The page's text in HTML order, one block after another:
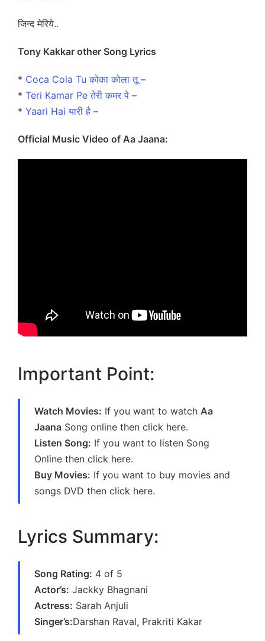
जिन्द मेरिये..
Tony Kakkar other Song Lyrics
* Coca Cola Tu कोका कोला तू –
* Teri Kamar Pe तेरी कमर पे –
* Yaari Hai यारी है –
Official Music Video of Aa Jaana:
Important Point:
Watch Movies: If you want to watch Aa
Jaana Song online then click here.
Listen Song: If you want to listen Song
Online then click here.
Buy Movies: If you want to buy movies and
songs DVD then click here.
Lyrics Summary:
Song Rating: 4 of 5
Actor’s: Jackky Bhagnani
Actress: Sarah Anjuli
Singer’s:Darshan Raval, Prakriti Kakar